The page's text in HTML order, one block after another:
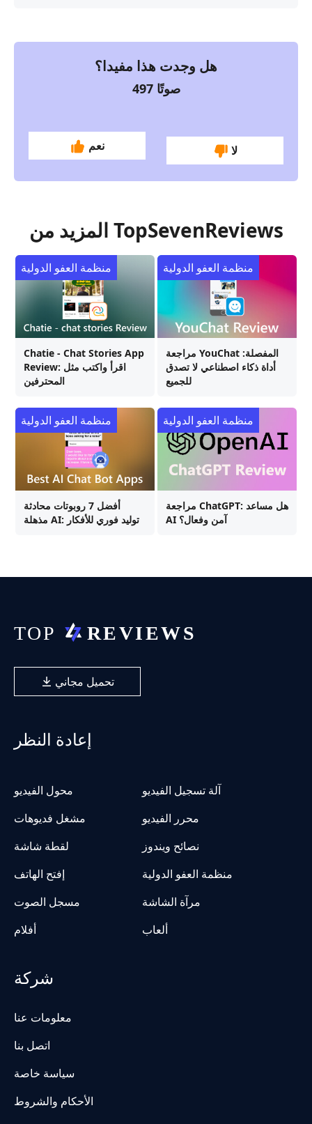
هل وجدت هذا مفيدا؟
497 صوتًا
نعم لا
المزيد من TopSevenReviews
Chatie - Chat Stories App
Review: اقرأ واكتب مثل
المحترفين
منظمة العفو الدولية
مراجعة YouChat المفصلة:
أداة ذكاء اصطناعي لا تصدق
للجميع
منظمة العفو الدولية
أفضل 7 روبوتات محادثة
مذهلة AI: توليد فوري للأفكار
منظمة العفو الدولية
مراجعة ChatGPT: هل مساعد
AI آمن وفعال؟
منظمة العفو الدولية
تحميل مجاني
إعادة النظر
محول الفيديو
آلة تسجيل الفيديو
مشغل فديوهات
محرر الفيديو
لقطة شاشة
نصائح ويندوز
إفتح الهاتف
منظمة العفو الدولية
مسجل الصوت
مرآة الشاشة
أفلام
ألعاب
شركة
معلومات عنا
اتصل بنا
سياسة خاصة
الأحكام والشروط